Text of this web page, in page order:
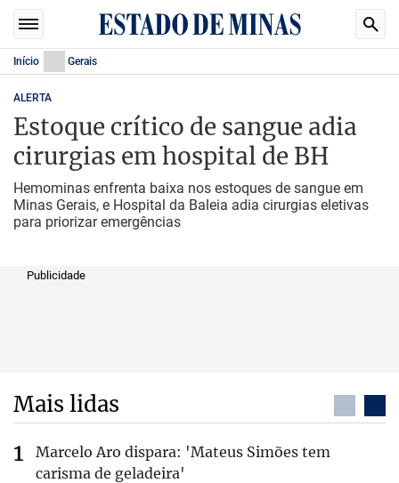
Início Gerais
ALERTA
Estoque crítico de sangue adia
cirurgias em hospital de BH
Hemominas enfrenta baixa nos estoques de sangue em
Minas Gerais, e Hospital da Baleia adia cirurgias eletivas
para priorizar emergências
Publicidade
Mais lidas
Marcelo Aro dispara: 'Mateus Simões tem
carisma de geladeira'